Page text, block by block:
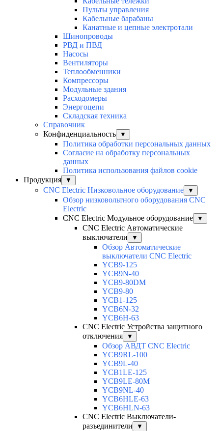
Пульты управления
Кабельные барабаны
Канатные и цепные электротали
Шинопроводы
РВД и ПВД
Насосы
Вентиляторы
Теплообменники
Компрессоры
Модульные здания
Расходомеры
Энергоцепи
Складская техника
Справочник
Конфиденциальность
▼
Политика обработки персональных данных
Согласие на обработку персональных
данных
Политика использования файлов cookie
Продукция
▼
CNC Electric Низковольное оборудование ▼
Обзор низковольтного оборудования CNC
Electric
CNC Electric Модульное оборудование
▼
CNC Electric Автоматические
выключатели
▼
Обзор Автоматические
выключатели CNC Electric
YCB9-125
YCB9N-40
YCB9-80DM
YCB9-80
YCB1-125
YCB6N-32
YCB6H-63
CNC Electric Устройства защитного
отключения
▼
Обзор АВДТ CNC Electric
YCB9RL-100
YCB9L-40
YCB1LE-125
YCB9LE-80M
YCB9NL-40
YCB6HLE-63
YCB6HLN-63
CNC Electric Выключатели-
разъединители
▼